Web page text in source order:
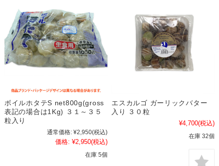
ボイルホタテS net800g(gross
表記の場合は1Kg) ３１～３５
粒入り
通常価格: ¥2,950(税込)
価格: ¥2,950(税込)
在庫 5個
エスカルゴ ガーリックバター
入り ３０粒
¥4,700(税込)
在庫 32個